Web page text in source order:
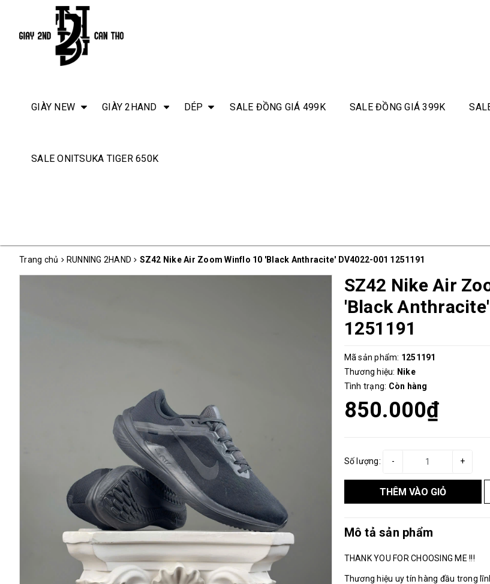
GIÀY NEW GIÀY 2HAND DÉP SALE ĐỒNG GIÁ 499K SALE ĐỒNG GIÁ 399K
SALE ONITSUKA TIGER 650K
Trang chủ RUNNING 2HAND SZ42 Nike Air Zoom Winflo 10 'Black Anthracite' DV4022-001 1251191
SZ42 Nike Air
'Black
1251191
Mã sản phẩm: 1251191
Thương hiệu: Nike
Tình trạng: Còn hàng
850.000₫
Số lượng: +
-
THÊM VÀO GIỎ
Mô tả sản phẩm
THANK YOU FOR CHOOSING ME !!!
Thương hiệu uy tín hàng đầu trong